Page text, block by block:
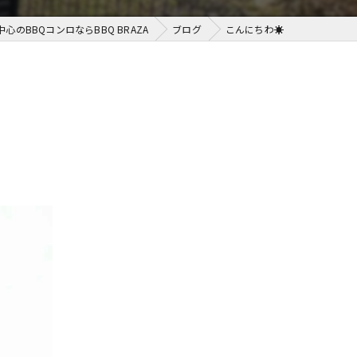
心のBBQコンロならBBQ BRAZA ブログ こんにちわ☀️